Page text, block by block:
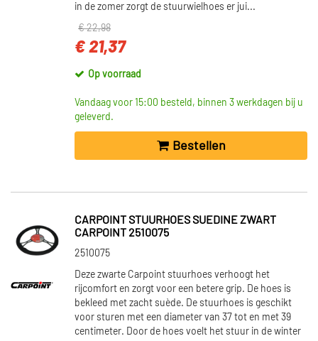
in de zomer zorgt de stuurwielhoes er jui...
€ 22,98
€ 21,37
Op voorraad
Vandaag voor 15:00 besteld, binnen 3 werkdagen bij u
geleverd.
Bestellen
CARPOINT STUURHOES SUEDINE ZWART
CARPOINT 2510075
2510075
Deze zwarte Carpoint stuurhoes verhoogt het
rijcomfort en zorgt voor een betere grip. De hoes is
bekleed met zacht suède. De stuurhoes is geschikt
voor sturen met een diameter van 37 tot en met 39
centimeter. Door de hoes voelt het stuur in de winter